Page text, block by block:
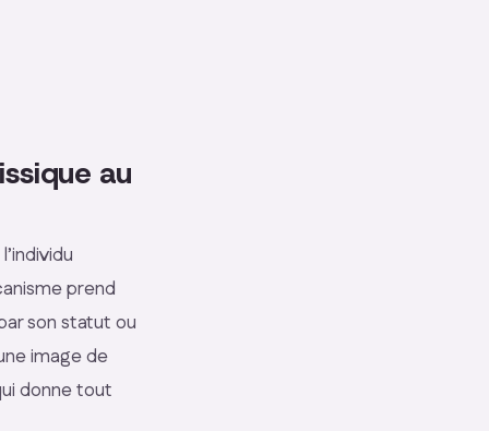
au
prend
son statut ou
image de
donne tout